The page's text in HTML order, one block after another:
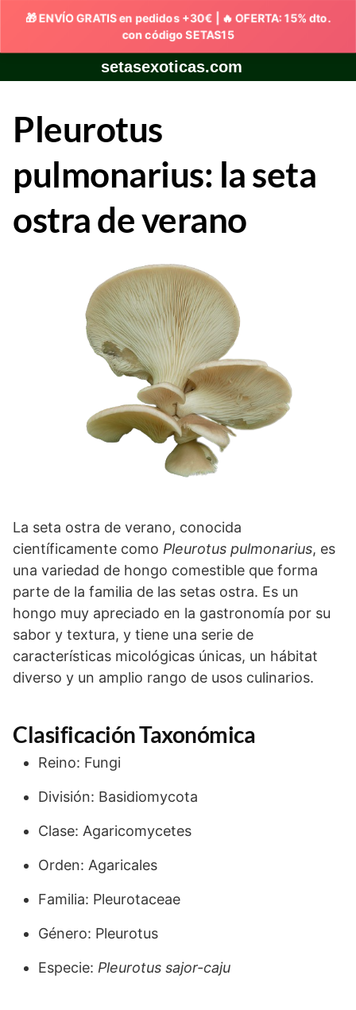
to
setasexoticas.com
Pleurotus
pulmonarius: la seta
ostra de verano
La seta ostra de verano, conocida
científicamente como Pleurotus pulmonarius, es
una variedad de hongo comestible que forma
parte de la familia de las setas ostra. Es un
hongo muy apreciado en la gastronomía por su
sabor y textura, y tiene una serie de
características micológicas únicas, un hábitat
diverso y un amplio rango de usos culinarios.
Clasificación Taxonómica
Reino: Fungi
División: Basidiomycota
Clase: Agaricomycetes
Orden: Agaricales
Familia: Pleurotaceae
Género: Pleurotus
Especie: Pleurotus sajor-caju